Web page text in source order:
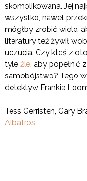
skomplikowana. Jej
wszystko, nawet
mógłby zrobić wiele,
literatury też żywił
uczucia. Czy ktoś z
tyle źle, aby popełnić
samobójstwo? Tego
detektyw Frankie
Tess Gerristen, Gary
Albatros